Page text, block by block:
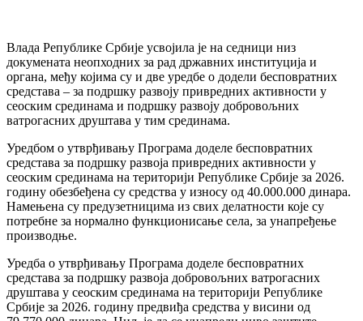
Влада Републике Србије усвојила је на седници низ
докумената неопходних за рад државних институција и
органа, међу којима су и две уредбе о додели бесповратних
средстава – за подршку развоју привредних активности у
сеоским срединама и подршку развоју добровољних
ватрогасних друштава у тим срединама.
Уредбом о утврђивању Програма доделе бесповратних
средстава за подршку развоја привредних активности у
сеоским срединама на територији Републике Србије за 2026.
годину обезбеђена су средства у износу од 40.000.000 динара.
Намењена су предузетницима из свих делатности које су
потребне за нормално функционисање села, за унапређење
производње.
Уредба о утврђивању Програма доделе бесповратних
средстава за подршку развоја добровољних ватрогасних
друштава у сеоским срединама на територији Републике
Србије за 2026. годину предвиђа средства у висини од